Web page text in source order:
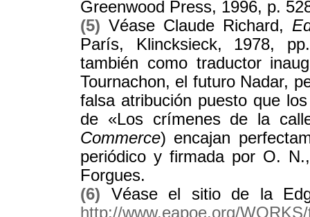
Greenwood Press, 1996, p.
(5) Véase Claude Richard,
París, Klincksieck, 1978,
también como traductor
Tournachon, el futuro Nadar,
falsa atribución puesto que
de «Los crímenes de la
Commerce) encajan
periódico y firmada por O.
Forgues.
(6) Véase el sitio de la
http://www.eapoe.org/